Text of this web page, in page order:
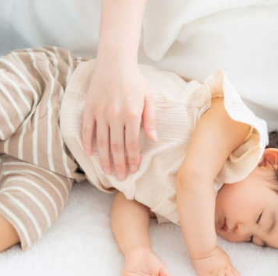
小学6年生
ミング
せ
美容
に
ガ